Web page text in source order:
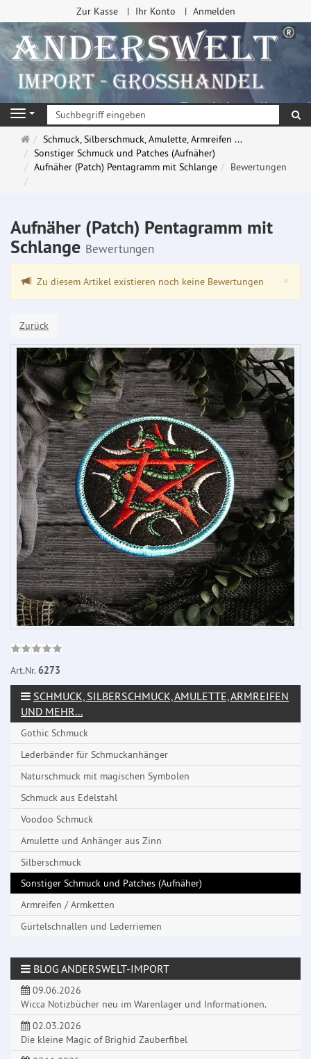
Zur Kasse Ihr Konto Anmelden
Navigation
Startseite
Schmuck, Silberschmuck, Amulette, Armreifen ...
Sonstiger Schmuck und Patches (Aufnäher)
Aufnäher (Patch) Pentagramm mit Schlange
Bewertungen
Aufnäher (Patch) Pentagramm mit
Schlange Bewertungen
×
Zu diesem Artikel existieren noch keine Bewertungen
Zurück
Art.Nr.6273
SCHMUCK, SILBERSCHMUCK, AMULETTE, ARMREIFEN
UND MEHR...
Gothic Schmuck
Lederbänder für Schmuckanhänger
Naturschmuck mit magischen Symbolen
Schmuck aus Edelstahl
Voodoo Schmuck
Amulette und Anhänger aus Zinn
Silberschmuck
Sonstiger Schmuck und Patches (Aufnäher)
Armreifen / Armketten
Gürtelschnallen und Lederriemen
BLOG ANDERSWELT-IMPORT
09.06.2026
Wicca Notizbücher neu im Warenlager und Informationen.
02.03.2026
Die kleine Magic of Brighid Zauberfibel